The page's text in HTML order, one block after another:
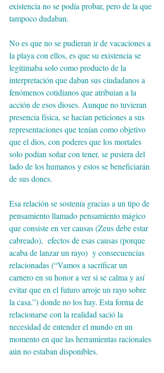
existencia no se podía probar, pero de la que
tampoco dudaban.
No es que no se pudieran ir de vacaciones a
la playa con ellos, es que su existencia se
legitimaba solo como producto de la
interpretación que daban sus ciudadanos a
fenómenos cotidianos que atribuian a la
acción de esos dioses. Aunque no tuvieran
presencia física, se hacían peticiones a sus
representaciones que tenían como objetivo
que el dios, con poderes que los mortales
solo podían soñar con tener, se pusiera del
lado de los humanos y estos se beneficiarán
de sus dones.
Esa relación se sostenía gracias a un tipo de
pensamiento llamado pensamiento mágico
que consiste en ver causas (Zeus debe estar
cabreado),  efectos de esas causas (porque
acaba de lanzar un rayo)  y consecuencias
relacionadas (“Vamos a sacrificar un
carnero en su honor a ver si se calma y así
evitar que en el futuro arroje un rayo sobre
la casa.”) donde no los hay. Esta forma de
relacionarse con la realidad sació la
necesidad de entender el mundo en un
momento en que las herramientas racionales
aún no estaban disponibles.